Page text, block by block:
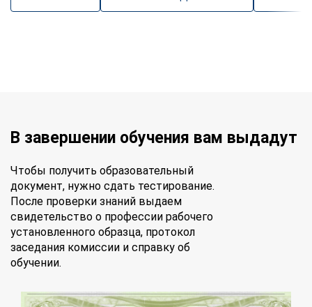
В завершении обучения вам выдадут
Чтобы получить образовательный
документ, нужно сдать тестирование.
После проверки знаний выдаем
свидетельство о профессии рабочего
установленного образца, протокол
заседания комиссии и справку об
обучении.